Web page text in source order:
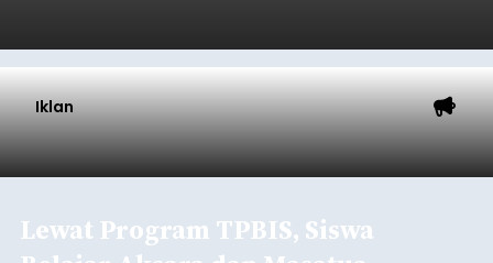
Submitted bycontributoronThu, 08/06/2026 - 21:06
Baca Selengkapnya